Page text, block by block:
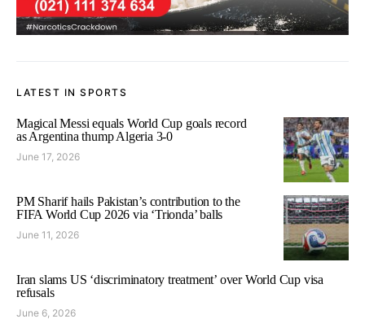
LATEST IN SPORTS
Magical Messi equals World Cup goals record
as Argentina thump Algeria 3-0
June 17, 2026
PM Sharif hails Pakistan’s contribution to the
FIFA World Cup 2026 via ‘Trionda’ balls
June 11, 2026
Iran slams US ‘discriminatory treatment’ over World Cup visa
refusals
June 6, 2026